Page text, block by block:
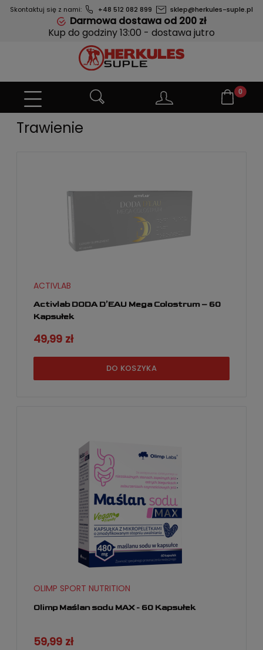
Skontaktuj się z nami: +48 512 082 899 sklep@herkules-suple.pl
Darmowa dostawa od 200 zł
Kup do godziny 13:00 - dostawa jutro
Trawienie
Activlab DODA D’EAU Mega Colostrum – 60
Kapsułek
ACTIVLAB
49,99 zł
DO KOSZYKA
Olimp Maślan sodu MAX - 60 Kapsułek
OLIMP SPORT NUTRITION
59,99 zł